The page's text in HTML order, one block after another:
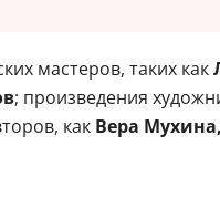
мастеров, таких как
; произведения
как Вера